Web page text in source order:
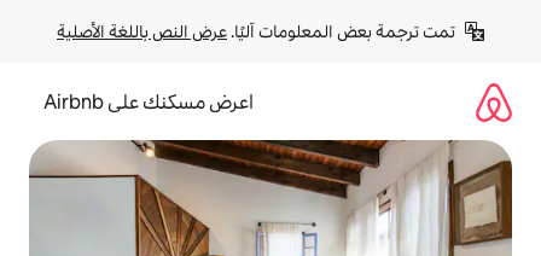
آليًا. عرض النص باللغة الأصلية